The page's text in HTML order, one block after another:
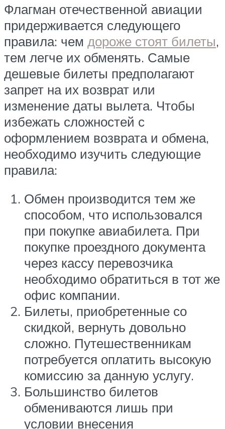
Флагман отечественной авиации
придерживается следующего
правила: чем дороже стоят билеты,
тем легче их обменять. Самые
дешевые билеты предполагают
запрет на их возврат или
изменение даты вылета. Чтобы
избежать сложностей с
оформлением возврата и обмена,
необходимо изучить следующие
правила:
Обмен производится тем же
способом, что использовался
при покупке авиабилета. При
покупке проездного документа
через кассу перевозчика
необходимо обратиться в тот же
офис компании.
Билеты, приобретенные со
скидкой, вернуть довольно
сложно. Путешественникам
потребуется оплатить высокую
комиссию за данную услугу.
Большинство билетов
обмениваются лишь при
условии внесения